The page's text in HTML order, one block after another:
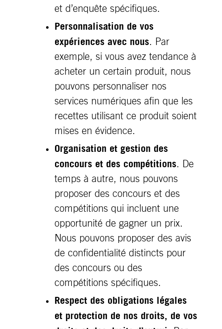
et d’enquête spécifiques.
Personnalisation de vos
expériences avec nous. Par
exemple, si vous avez tendance à
acheter un certain produit, nous
pouvons personnaliser nos
services numériques afin que les
recettes utilisant ce produit soient
mises en évidence.
Organisation et gestion des
concours et des compétitions. De
temps à autre, nous pouvons
proposer des concours et des
compétitions qui incluent une
opportunité de gagner un prix.
Nous pouvons proposer des avis
de confidentialité distincts pour
des concours ou des
compétitions spécifiques.
Respect des obligations légales
et protection de nos droits, de vos